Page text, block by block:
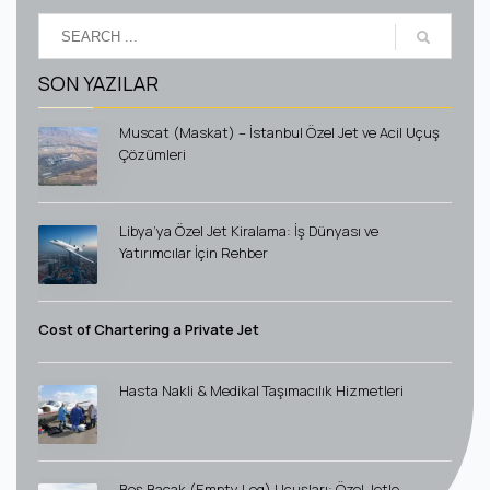
SON YAZILAR
Muscat (Maskat) – İstanbul Özel Jet ve Acil Uçuş
Çözümleri
Libya’ya Özel Jet Kiralama: İş Dünyası ve
Yatırımcılar İçin Rehber
Cost of Chartering a Private Jet
Hasta Nakli & Medikal Taşımacılık Hizmetleri